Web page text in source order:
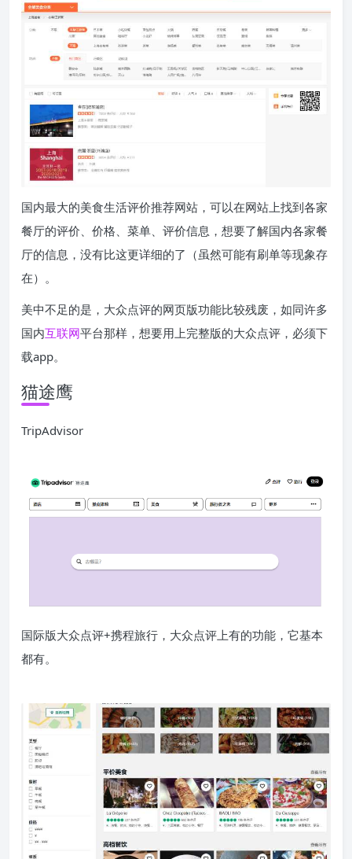
国内最大的美食生活评价推荐网站，可以在网站上找到各家
餐厅的评价、价格、菜单、评价信息，想要了解国内各家餐
厅的信息，没有比这更详细的了（虽然可能有刷单等现象存
在）。
美中不足的是，大众点评的网页版功能比较残废，如同许多
国内互联网平台那样，想要用上完整版的大众点评，必须下
载app。
猫途鹰
TripAdvisor
国际版大众点评+携程旅行，大众点评上有的功能，它基本
都有。